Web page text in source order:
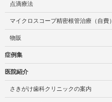
点滴療法
マイクロスコープ精密根管治療（自費）
物販
症例集
医院紹介
さきがけ歯科クリニックの案内